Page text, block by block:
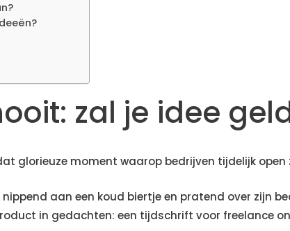
zal je idee
glorieuze moment waarop bedrijven tijdelijk open
aan een koud biertje en pratend over zijn
in gedachten: een tijdschrift voor freelance